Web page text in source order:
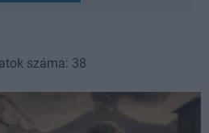
száma: 38